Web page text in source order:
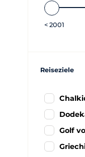
< 2001
Reiseziele
Golf